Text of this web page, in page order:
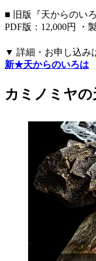
■ 旧版『天からのい
PDF版：12,000円 ・
▼ 詳細・お申し込み
新★天からのいろは
カミノミヤ